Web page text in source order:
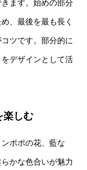
ます。始めの部分
、最後を最も長く
ツです。部分的に
デザインとして活
楽しむ
ポポの花、藍な
かな色合いが魅力